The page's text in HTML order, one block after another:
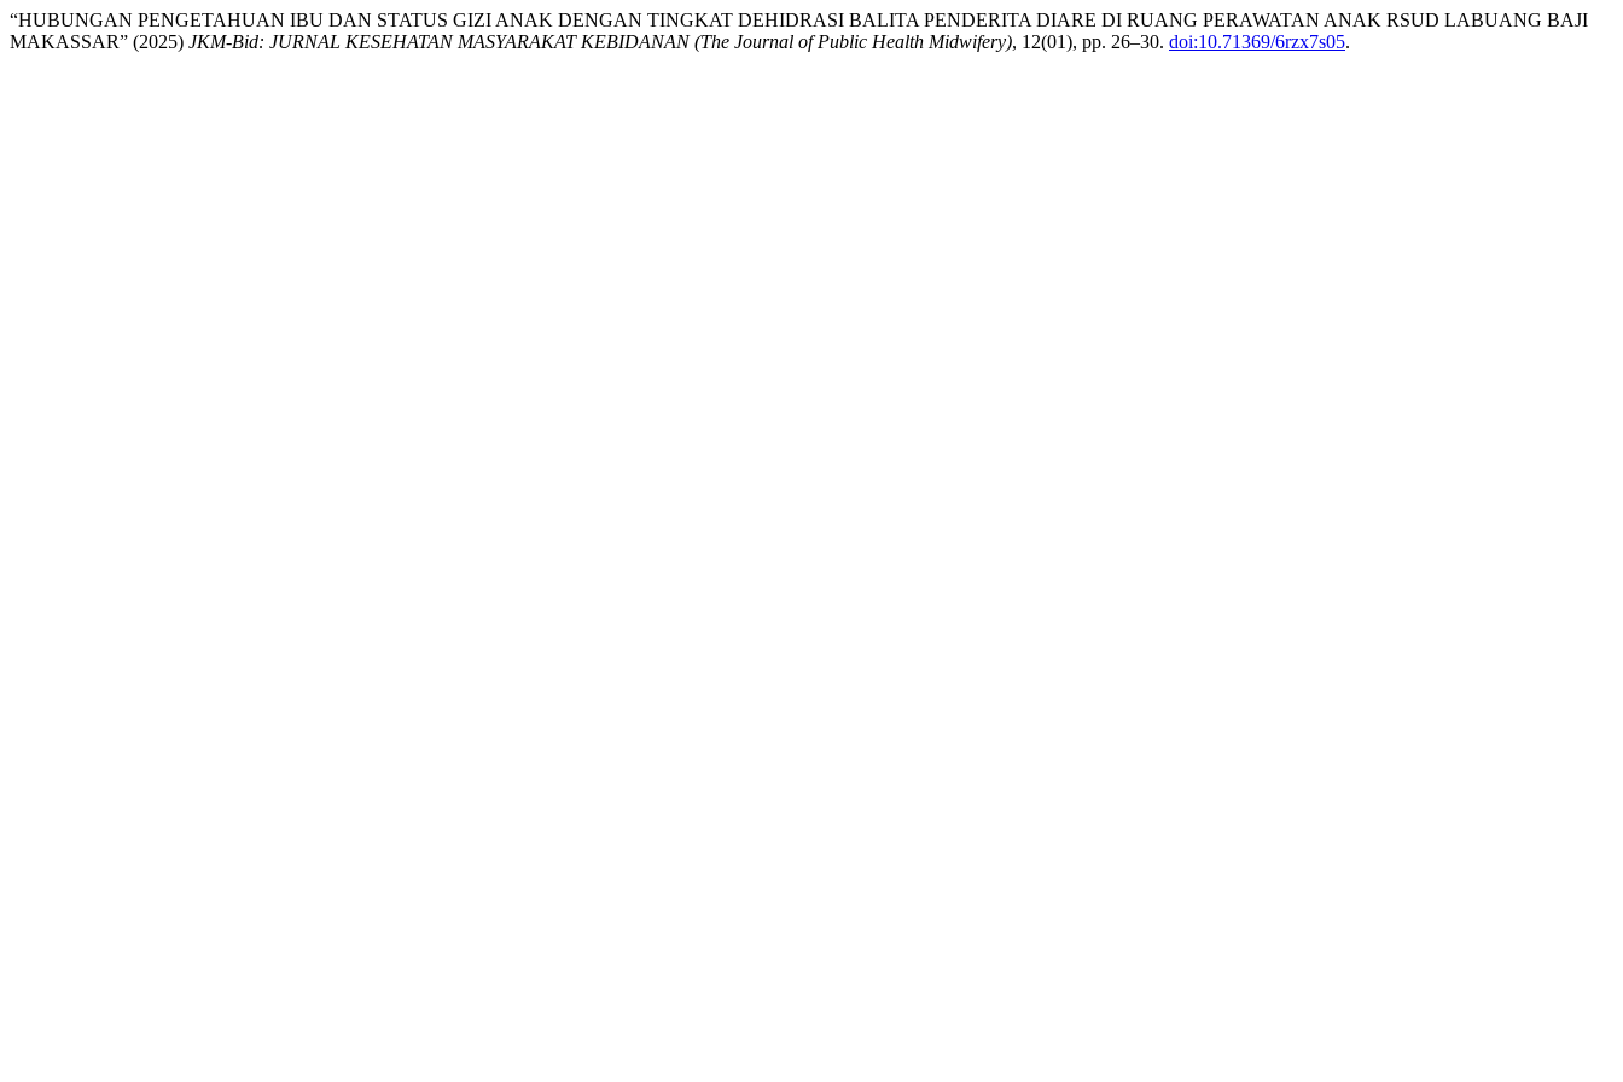
“HUBUNGAN PENGETAHUAN IBU DAN STATUS GIZI ANAK DENGAN TINGKAT DEHIDRASI BALITA PENDERITA DIARE DI RUANG PERAWATAN ANAK RSUD LABUANG BAJI
MAKASSAR” (2025) JKM-Bid: JURNAL KESEHATAN MASYARAKAT KEBIDANAN (The Journal of Public Health Midwifery), 12(01), pp. 26–30. doi:10.71369/6rzx7s05.